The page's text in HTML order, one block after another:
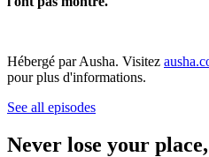
Hébergé par Ausha. Visitez
pour plus d'informations.
See all episodes
Never lose your